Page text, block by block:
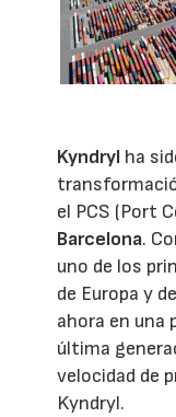
Kyndryl ha
el PCS (Port
Barcelona.
uno de los
de Europa y
ahora en una
última
velocidad de
Kyndryl.